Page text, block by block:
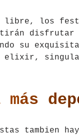
libre, los
disfrutar
su
más
tambien